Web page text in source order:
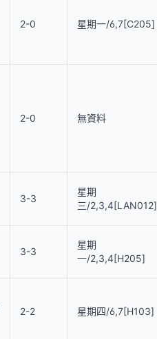
2-0 星期一/6,7[C205]
2-0 無資料
3-3
星期
三/2,3,4[LAN012]
3-3
星期
一/2,3,4[H205]
2-2 星期四/6,7[H103]